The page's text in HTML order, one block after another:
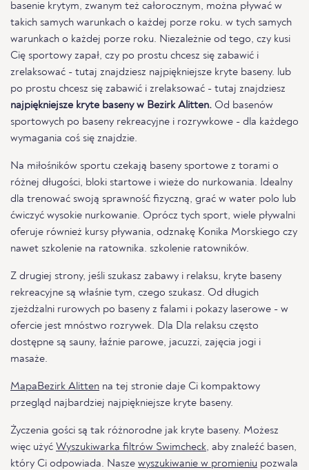
basenie krytym, zwanym też całorocznym, można pływać w
takich samych warunkach o każdej porze roku. w tych samych
warunkach o każdej porze roku. Niezależnie od tego, czy kusi
Cię sportowy zapał, czy po prostu chcesz się zabawić i
zrelaksować - tutaj znajdziesz najpiękniejsze kryte baseny. lub
po prostu chcesz się zabawić i zrelaksować - tutaj znajdziesz
najpiękniejsze kryte baseny w Bezirk Alitten. Od basenów
sportowych po baseny rekreacyjne i rozrywkowe - dla każdego
wymagania coś się znajdzie.
Na miłośników sportu czekają baseny sportowe z torami o
różnej długości, bloki startowe i wieże do nurkowania. Idealny
dla trenować swoją sprawność fizyczną, grać w water polo lub
ćwiczyć wysokie nurkowanie. Oprócz tych sport, wiele pływalni
oferuje również kursy pływania, odznakę Konika Morskiego czy
nawet szkolenie na ratownika. szkolenie ratowników.
Z drugiej strony, jeśli szukasz zabawy i relaksu, kryte baseny
rekreacyjne są właśnie tym, czego szukasz. Od długich
zjeżdżalni rurowych po baseny z falami i pokazy laserowe - w
ofercie jest mnóstwo rozrywek. Dla Dla relaksu często
dostępne są sauny, łaźnie parowe, jacuzzi, zajęcia jogi i
masaże.
MapaBezirk Alitten na tej stronie daje Ci kompaktowy
przegląd najbardziej najpiękniejsze kryte baseny.
Życzenia gości są tak różnorodne jak kryte baseny. Możesz
więc użyć Wyszukiwarka filtrów Swimcheck, aby znaleźć basen,
który Ci odpowiada. Nasze wyszukiwanie w promieniu pozwala